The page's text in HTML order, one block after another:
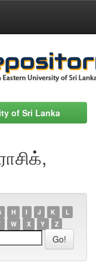
of Sri Lanka
H I J K
L
W X Y Z